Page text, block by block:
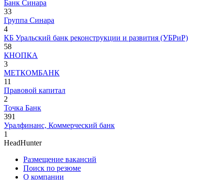
Банк Синара
33
Группа Синара
4
КБ Уральский банк реконструкции и развития (УБРиР)
58
КНОПКА
3
МЕТКОМБАНК
11
Правовой капитал
2
Точка Банк
391
Уралфинанс, Коммерческий банк
1
HeadHunter
Размещение вакансий
Поиск по резюме
О компании